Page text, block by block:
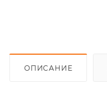
ОПИСАНИЕ